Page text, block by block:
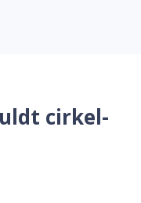
cirkel-